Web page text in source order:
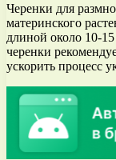
Черенки для
материнского
длиной около 10-
черенки
ускорить процесс